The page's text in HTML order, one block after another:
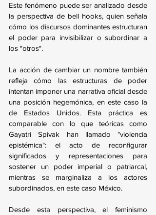
Este fenómeno puede ser analizado desde
la perspectiva de bell hooks, quien señala
cómo los discursos dominantes estructuran
el poder para invisibilizar o subordinar a
los "otros".
La acción de cambiar un nombre también
refleja cómo las estructuras de poder
intentan imponer una narrativa oficial desde
una posición hegemónica, en este caso la
de Estados Unidos. Esta práctica es
comparable con lo que teóricas como
Gayatri Spivak han llamado "violencia
epistémica": el acto de reconfigurar
significados y representaciones para
sostener un poder imperial o patriarcal,
mientras se marginaliza a los actores
subordinados, en este caso México.
Desde esta perspectiva, el feminismo